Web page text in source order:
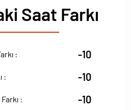
Saat Farkı
: -10
: -10
: -10